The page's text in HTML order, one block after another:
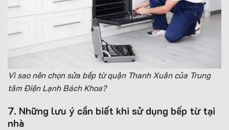
Vì sao nên chọn sửa bếp từ quận Thanh Xuân của Trung
tâm Điện Lạnh Bách Khoa?
7. Những lưu ý cần biết khi sử dụng bếp từ tại
nhà